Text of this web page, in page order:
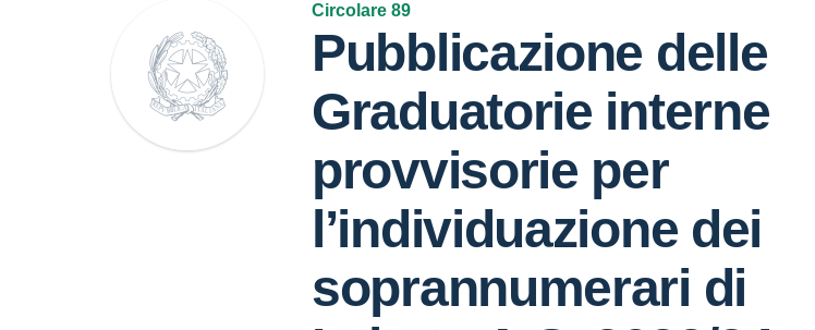
Circolare 89
Pubblicazione delle
Graduatorie interne
provvisorie per
l’individuazione dei
soprannumerari di